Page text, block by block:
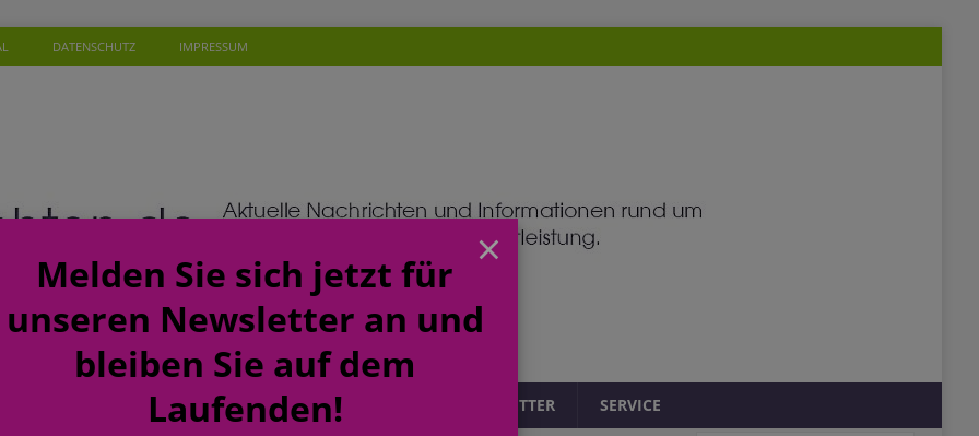
DATENSCHUTZ IMPRESSUM
TERMINE KOMMENTAR NEWSLETTER SERVICE
×
Melden Sie sich jetzt für
unseren Newsletter an und
bleiben Sie auf dem
Laufenden!